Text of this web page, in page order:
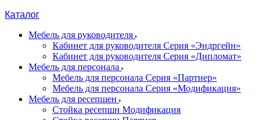
Каталог
Мебель для руководителя
Кабинет для руководителя Серия «Эндргейн»
Кабинет для руководителя Серия «Дипломат»
Мебель для персонала
Мебель для персонала Серия «Партнер»
Мебель для персонала Серия «Модификация»
Мебель для ресепшен
Стойка ресепшн Модификация